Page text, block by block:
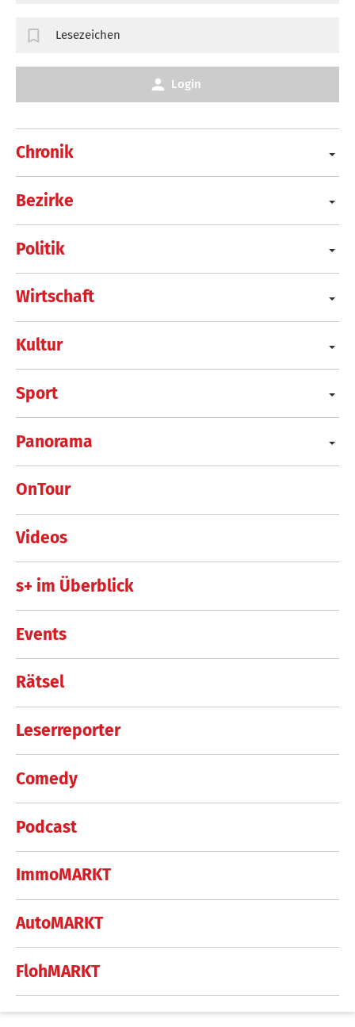
Chronik
Bezirke
Politik
Wirtschaft
Kultur
Sport
Panorama
OnTour
Videos
s+ im Überblick
Events
Rätsel
Leserreporter
Comedy
Podcast
ImmoMARKT
AutoMARKT
FlohMARKT
Lesezeichen
Login